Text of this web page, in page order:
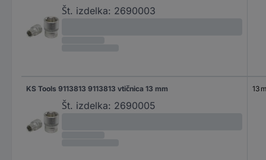
Št. izdelka: 2690003
KS Tools 9113813 9113813 vtičnica 13 mm
Št. izdelka: 2690005
13